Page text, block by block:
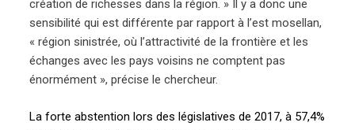
création de richesses dans la région. » Il y a donc une
sensibilité qui est différente par rapport à l’est mosellan,
« région sinistrée, où l’attractivité de la frontière et les
échanges avec les pays voisins ne comptent pas
énormément », précise le chercheur.
La forte abstention lors des législatives de 2017, à 57,4%